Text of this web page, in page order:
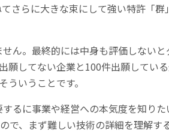
さらに大きな束にして強い特許「群
ん。最終的には中身も評価しないと
願してない企業と100件出願してい
いうことです。
るに事業や経営への本気度を知りた
で、まず難しい技術の詳細を理解す